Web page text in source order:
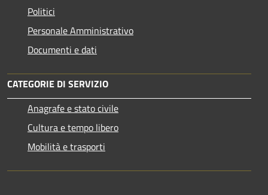
Politici
Personale Amministrativo
Documenti e dati
CATEGORIE DI SERVIZIO
Anagrafe e stato civile
Cultura e tempo libero
Mobilità e trasporti